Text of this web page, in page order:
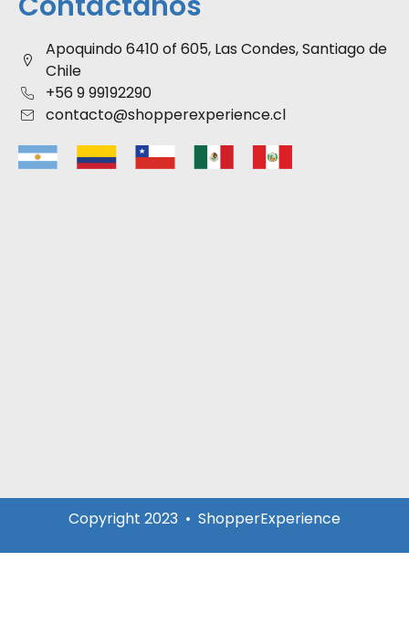
Apoquindo 6410 of 605, Las Condes, Santiago de
Chile
+56 9 99192290
contacto@shopperexperience.cl
Copyright 2023 • ShopperExperience